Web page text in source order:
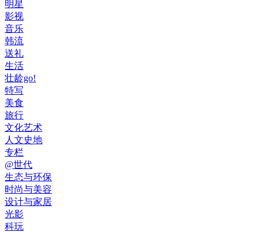
明星
影视
音乐
韩流
送礼
生活
壮龄go!
特写
美食
旅行
文化艺术
人文史地
专栏
@世代
生态与环保
时尚与美容
设计与家居
光影
科玩